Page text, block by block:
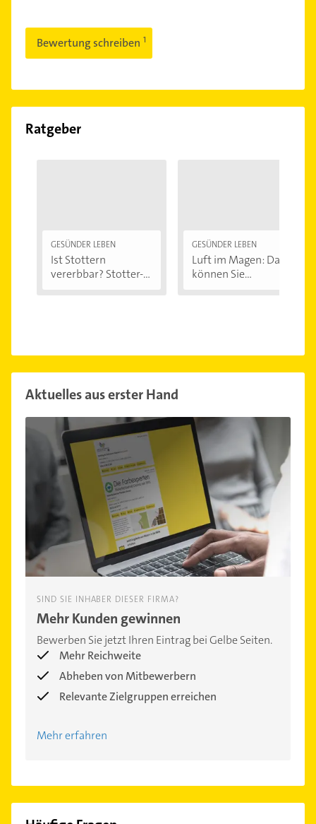
Bewertung schreiben
Ratgeber
GESÜNDER LEBEN
Ist Stottern
vererbbar? Stotter-
GESÜNDER LEBEN
Luft im Magen: Das
können Sie...
Aktuelles aus erster Hand
SIND SIE INHABER DIESER FIRMA?
Mehr Kunden gewinnen
Bewerben Sie jetzt Ihren Eintrag bei Gelbe Seiten.
Mehr Reichweite
Abheben von Mitbewerbern
Relevante Zielgruppen erreichen
Mehr erfahren